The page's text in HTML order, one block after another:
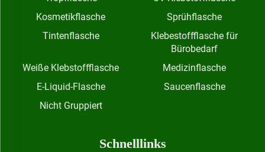
Kosmetikflasche
Sprühflasche
Tintenflasche
Klebestoffflasche für
Bürobedarf
Weiße Klebstoffflasche
Medizinflasche
E-Liquid-Flasche
Saucenflasche
Nicht Gruppiert
Schnelllinks